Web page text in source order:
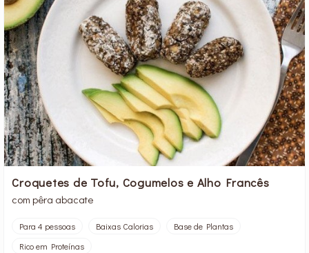
Croquetes de Tofu, Cogumelos e Alho Francês
com pêra abacate
Para 4 pessoas Baixas Calorias
Base de Plantas
Rico em Proteínas